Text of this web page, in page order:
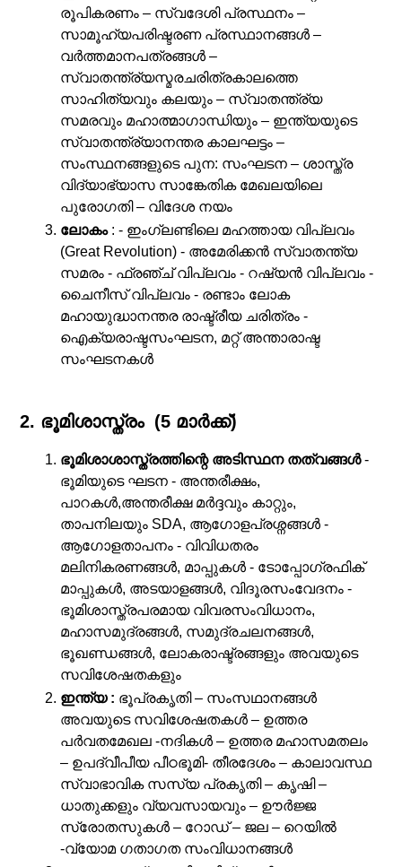
രൂപികരണം – സ്വദേശി പ്രസ്ഥനം –
സാമൂഹ്യപരിഷ്ടരണ പ്രസ്ഥാനങ്ങള്‍ –
വര്‍ത്തമാനപത്രങ്ങള്‍ –
സ്വാതന്ത്ര്യസ്മരചരിത്രകാലത്തെ
സാഹിത്യവും കലയും – സ്വാതന്ത്ര്യ
സമരവും മഹാത്മാഗാന്ധിയും – ഇന്ത്യയുടെ
സ്വാതന്ത്ര്യാനന്തര കാലഘട്ടം –
സംസ്ഥനങ്ങളുടെ പുന: സംഘടന – ശാസ്ത്ര
വിദ്യാഭ്യാസ സാങ്കേതിക മേഖലയിലെ
പുരോഗതി – വിദേശ നയം
ലോകം: - ഇംഗ്ലണ്ടിലെ മഹത്തായ വിപ്ലവം
(Great Revolution) - അമേരിക്കന്‍ സ്വാതന്ത്യ
സമരം - ഫ്രഞ്ച്‌ വിപ്ലവം - റഷ്യന്‍ വിപ്ലവം -
ചൈനീസ്‌ വിപ്ലവം - രണ്ടാം ലോക
മഹായുദ്ധാനന്തര രാഷ്ട്രീയ ചരിത്രം -
ഐക്യരാഷ്ടസംഘടന, മറ്റ്‌ അന്താരാഷ്ട
സംഘടനകള്‍
2. ഭൂമിശാസ്ത്രം (5 മാര്‍ക്ക്‌)
ഭൂമിശാശാസ്ത്രത്തിന്റെ അടിസ്ഥന തത്വങ്ങള്‍-
ഭൂമിയുടെ ഘടന - അന്തരീക്ഷം,
പാറകള്‍,അന്തരീക്ഷ മര്‍ദ്ദവും കാറ്റും,
താപനിലയും SDA, ആഗോളപ്രശ്നങ്ങള്‍ -
ആഗോളതാപനം - വിവിധതരം
മലിനികരണങ്ങള്‍, മാപ്പുകള്‍ - ടോപ്പോഗ്രഫിക്‌
മാപ്പുകള്‍, അടയാളങ്ങള്‍, വിദൂരസംവേദനം -
ഭൂമിശാസ്ത്രപരമായ വിവരസംവിധാനം,
മഹാസമുദ്രങ്ങള്‍, സമുദ്രചലനങ്ങള്‍,
ഭൂഖണ്ഡങ്ങള്‍, ലോകരാഷ്ട്രങ്ങളും അവയുടെ
സവിശേഷതകളും
ഇന്ത്യ : ഭൂപ്രകൃതി – സംസഥാനങ്ങൾ
അവയുടെ സവിശേഷതകള്‍ – ഉത്തര
പർവതമേഖല -നദികള്‍ – ഉത്തര മഹാസമതലം
– ഉപദ്വീപീയ പീഠഭൂമി- തീരദേശം – കാലാവസ്ഥ
സ്വാഭാവിക സസ്യ പ്രകൃതി – കൃഷി –
ധാതുക്കളും വ്യവസായവും – ഊർജ്ജ
സ്രോതസുകൾ – റോഡ്‌ – ജല – റെയില്‍
-വ്യോമ ഗതാഗത സംവിധാനങ്ങള്‍